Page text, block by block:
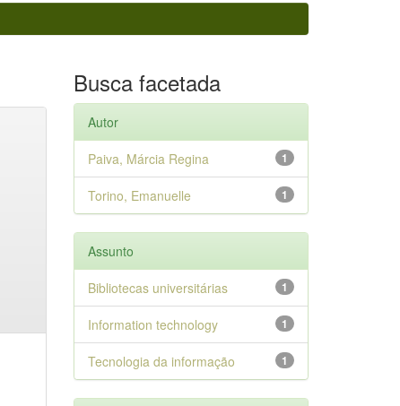
Busca facetada
Autor
1
Paiva, Márcia Regina
1
Torino, Emanuelle
Assunto
1
Bibliotecas universitárias
1
Information technology
1
Tecnologia da informação